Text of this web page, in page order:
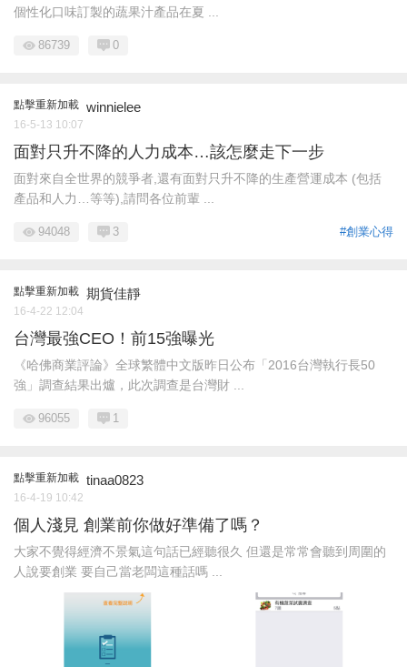
個性化口味訂製的蔬果汁產品在夏 ...
86739 0
點擊重新加載 winnielee
16-5-13 10:07
面對只升不降的人力成本…該怎麼走下一步
面對來自全世界的競爭者,還有面對只升不降的生產營運成本 (包括
產品和人力…等等),請問各位前輩 ...
#創業心得
94048 3
點擊重新加載 期貨佳靜
16-4-22 12:04
台灣最強CEO！前15強曝光
《哈佛商業評論》全球繁體中文版昨日公布「2016台灣執行長50
強」調查結果出爐，此次調查是台灣財 ...
96055 1
點擊重新加載 tinaa0823
16-4-19 10:42
個人淺見 創業前你做好準備了嗎？
大家不覺得經濟不景氣這句話已經聽很久 但還是常常會聽到周圍的
人說要創業 要自己當老闆這種話嗎 ...